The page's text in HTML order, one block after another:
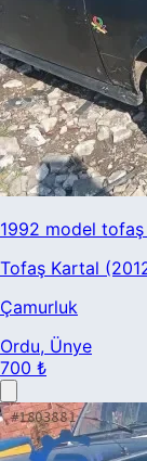
1992 model
Tofaş Kartal
Çamurluk
Ordu, Ünye
700 ₺